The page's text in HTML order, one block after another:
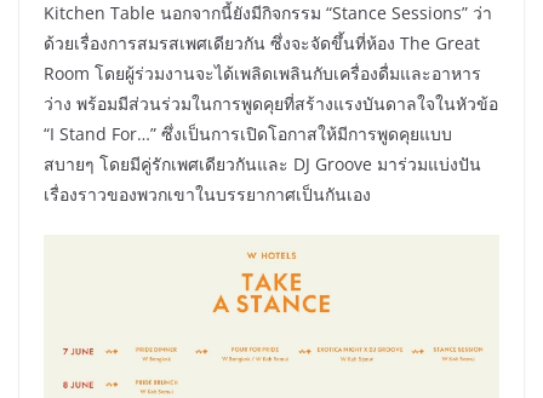
Kitchen Table นอกจากนี้ยังมีกิจกรรม “Stance Sessions” ว่า
ด้วยเรื่องการสมรสเพศเดียวกัน ซึ่งจะจัดขึ้นที่ห้อง The Great
Room โดยผู้ร่วมงานจะได้เพลิดเพลินกับเครื่องดื่มและอาหาร
ว่าง พร้อมมีส่วนร่วมในการพูดคุยที่สร้างแรงบันดาลใจในหัวข้อ
“I Stand For…” ซึ่งเป็นการเปิดโอกาสให้มีการพูดคุยแบบ
สบายๆ โดยมีคู่รักเพศเดียวกันและ DJ Groove มาร่วมแบ่งปัน
เรื่องราวของพวกเขาในบรรยากาศเป็นกันเอง